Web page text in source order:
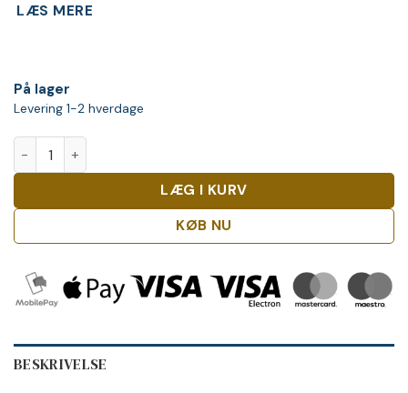
LÆS MERE
På lager
Levering 1-2 hverdage
LÆG I KURV
KØB NU
BESKRIVELSE